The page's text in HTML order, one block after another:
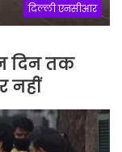
दिल्ली एनसीआर
दिन तक
नहीं